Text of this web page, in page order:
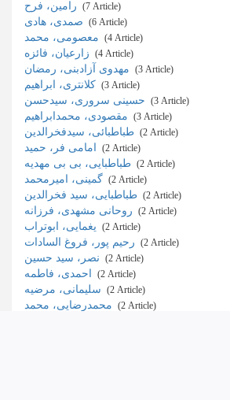
‎ (7 Article)
‎ (6 Article)
‎ (4 Article)
‎ (4 Article)
‎ (3 Article)
‎ (3 Article)
‎ (3 Article)
‎ (3 Article)
‎ (2 Article)
‎ (2 Article)
‎ (2 Article)
‎ (2 Article)
‎ (2 Article)
‎ (2 Article)
‎ (2 Article)
‎ (2 Article)
‎ (2 Article)
‎ (2 Article)
‎ (2 Article)
‎ (2 Article)